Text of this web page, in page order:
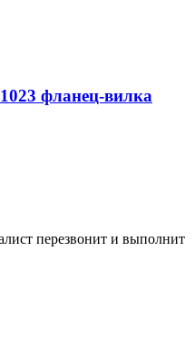
фланец-вилка
перезвонит и выполнит